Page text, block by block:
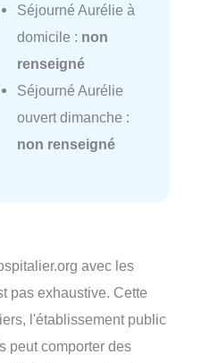
Séjourné Aurélie à
domicile : non
renseigné
Séjourné Aurélie
ouvert dimanche :
non renseigné
avec les
pas exhaustive. Cette
l'établissement public
peut comporter des